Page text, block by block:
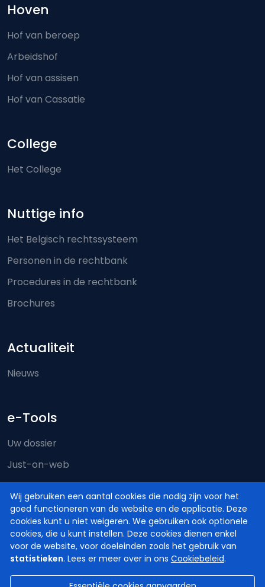
Wij gebruiken een aantal cookies die nodig zijn voor het
goed functioneren van de website en de applicatie. Deze
cookies kunt u niet weigeren. We gebruiken ook optionele
cookies, die u kunt instellen. Deze cookies dienen enkel
voor de website, voor doeleinden zoals het gebruik van
statistieken. Lees er meer over in ons Cookiebeleid.
Hoven
Hof van beroep
Arbeidshof
Hof van assisen
Hof van Cassatie
College
Het College
Nuttige info
Het Belgisch rechtssysteem
Personen in de rechtbank
Procedures in de rechtbank
Brochures
Actualiteit
Nieuws
e-Tools
Uw dossier
Just-on-web
e-Deposit
Territoriale bevoegdheid